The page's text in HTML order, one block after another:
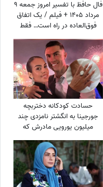
فال حافظ با تفسیر امروز جمعه 9
مرداد 1405 + فیلم / یک اتفاق
فوق‌العاده در راه است… فقط
کمی صبر کن و ببین! زندگی هنوز
بهترین هدیه‌اش را برای تو نگه
داشته است!
حسادت کودکانه دختربچه
جورجینا به انگشتر نامزدی چند
میلیون یورویی مادرش که
رونالدو به او هدیه داده بود!